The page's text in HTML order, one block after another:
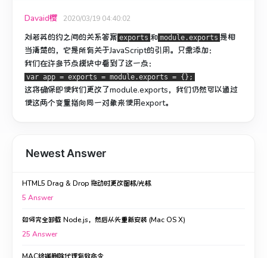
Davaid樱 2020/03/19 04:40:02
刘若英的约之间的关系答案 exports 和 module.exports 是相
当清楚的，它是所有关于JavaScript的引用。 只需添加：
我们在许多节点模块中看到了这一点：
var app = exports = module.exports = {};
这将确保即使我们更改了module.exports，我们仍然可以通过
使这两个变量指向同一对象来使用export。
Newest Answer
HTML5 Drag & Drop 拖动时更改图标/光标
5 Answer
如何完全卸载 Node.js，然后从头重新安装 (Mac OS X)
25 Answer